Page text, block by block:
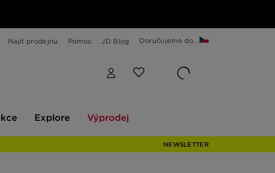
Najít prodejnu Pomoc JD Blog Doručujeme do...
Explore Výprodej
NEWSLETTER